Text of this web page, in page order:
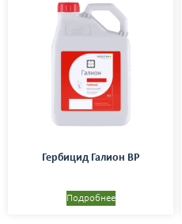
Гербицид Галион ВР
Подробнее